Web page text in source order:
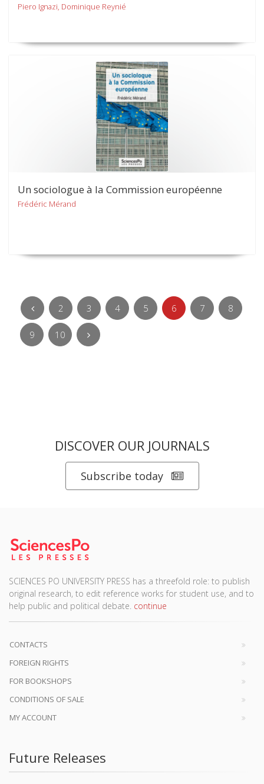
Piero Ignazi, Dominique Reynié
Un sociologue à la Commission européenne
Frédéric Mérand
2 3 4 5 6 7 8
9 10
DISCOVER OUR JOURNALS
Subscribe today
SCIENCES PO UNIVERSITY PRESS has a threefold role: to publish
original research, to edit reference works for student use, and to
help public and political debate. continue
CONTACTS
FOREIGN RIGHTS
FOR BOOKSHOPS
CONDITIONS OF SALE
MY ACCOUNT
Future Releases